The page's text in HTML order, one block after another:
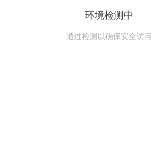
环境检测中
通过检测以确保安全访问